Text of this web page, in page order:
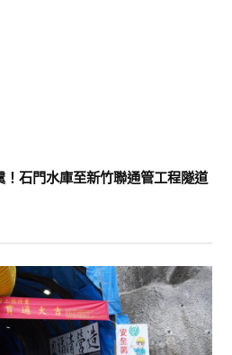
！石門水庫至新竹聯通管工程隧道